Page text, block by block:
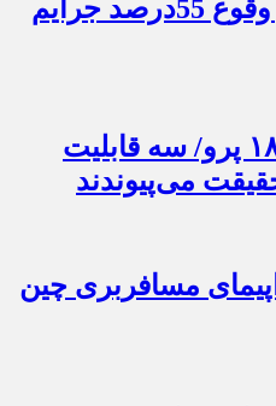
هوش مصنوعی، بستر وقوع 55درصد جرایم
تحول بزرگ در آیفون ۱۸ پرو/ سه قابلیت
می‌پیوندند
مسافربری چین